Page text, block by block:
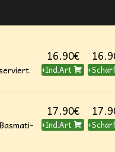
16.90€
+Ind.Art
17.90€
+Ind.Art